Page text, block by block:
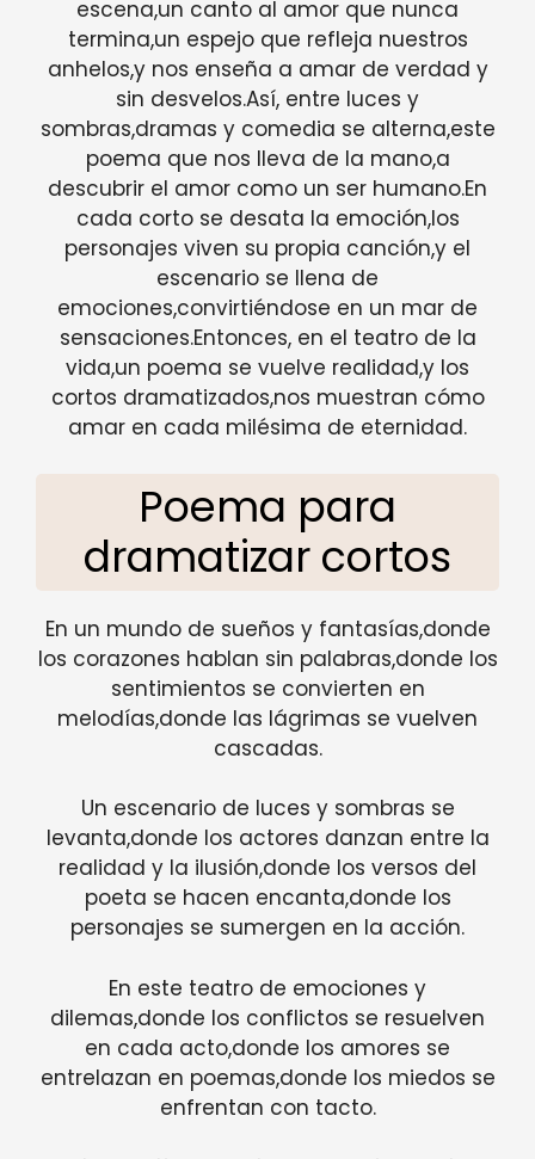
escena,un canto al amor que nunca
termina,un espejo que refleja nuestros
anhelos,y nos enseña a amar de verdad y
sin desvelos.Así, entre luces y
sombras,dramas y comedia se alterna,este
poema que nos lleva de la mano,a
descubrir el amor como un ser humano.En
cada corto se desata la emoción,los
personajes viven su propia canción,y el
escenario se llena de
emociones,convirtiéndose en un mar de
sensaciones.Entonces, en el teatro de la
vida,un poema se vuelve realidad,y los
cortos dramatizados,nos muestran cómo
amar en cada milésima de eternidad.
Poema para
dramatizar cortos
En un mundo de sueños y fantasías,donde
los corazones hablan sin palabras,donde los
sentimientos se convierten en
melodías,donde las lágrimas se vuelven
cascadas.
Un escenario de luces y sombras se
levanta,donde los actores danzan entre la
realidad y la ilusión,donde los versos del
poeta se hacen encanta,donde los
personajes se sumergen en la acción.
En este teatro de emociones y
dilemas,donde los conflictos se resuelven
en cada acto,donde los amores se
entrelazan en poemas,donde los miedos se
enfrentan con tacto.